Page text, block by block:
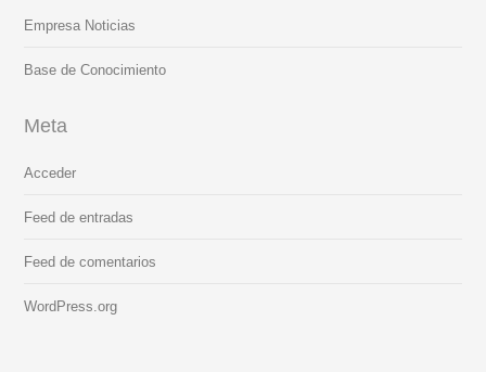
Empresa Noticias
Base de Conocimiento
Meta
Acceder
Feed de entradas
Feed de comentarios
WordPress.org